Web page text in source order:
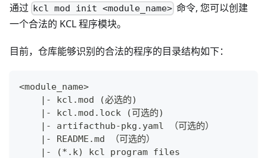
通过 kcl mod init <module_name> 命令, 您可以创建
一个合法的 KCL 程序模块。
目前，仓库能够识别的合法的程序的目录结构如下：
<module_name>
    |- kcl.mod (必选的)
    |- kcl.mod.lock (可选的)
    |- artifacthub-pkg.yaml （可选的）
    |- README.md （可选的）
    |- (*.k) kcl program files